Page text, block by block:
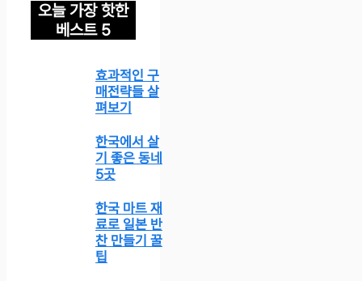
오늘 가장 핫한
베스트 5
효과적인 구
매전략들 살
펴보기
한국에서 살
기 좋은 동네
5곳
한국 마트 재
료로 일본 반
찬 만들기 꿀
팁